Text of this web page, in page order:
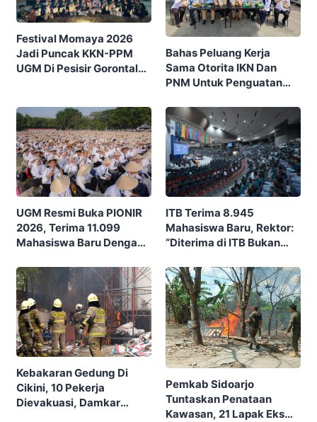
Festival Momaya 2026
Jadi Puncak KKN-PPM
UGM Di Pesisir Gorontalo,
Bahas Peluang Kerja
Sama Otorita IKN Dan
PNM Untuk Penguatan
Nusantara
UGM Resmi Buka PIONIR
2026, Terima 11.099
Mahasiswa Baru Dengan
Membangun Bangsa”
ITB Terima 8.945
Mahasiswa Baru, Rektor:
“Diterima di ITB Bukan
Kebakaran Gedung Di
Cikini, 10 Pekerja
Dievakuasi, Damkar
Pemkab Sidoarjo
Tuntaskan Penataan
Kawasan, 21 Lapak Eks